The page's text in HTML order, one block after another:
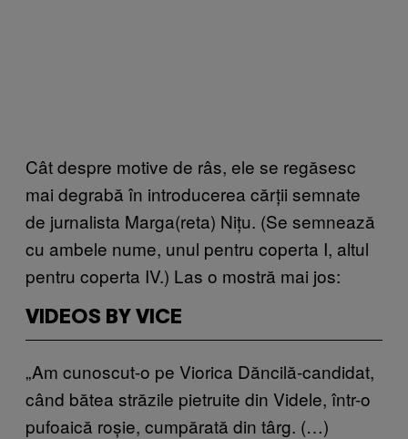
Cât despre motive de râs, ele se regăsesc
mai degrabă în introducerea cărții semnate
de jurnalista Marga(reta) Nițu. (Se semnează
cu ambele nume, unul pentru coperta I, altul
pentru coperta IV.) Las o mostră mai jos:
VIDEOS BY VICE
„Am cunoscut-o pe Viorica Dăncilă-candidat,
când bătea străzile pietruite din Videle, într-o
pufoaică roșie, cumpărată din târg. (…)